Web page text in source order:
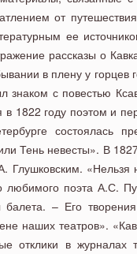
от
ее
рассказы о
в плену у горцев
с повестью
1822 году поэтом и
состоялась
Тень невесты». В
Глушковским. «Нельзя
любимого поэта А.С.
балета. – Его
наших театров».
отклики в